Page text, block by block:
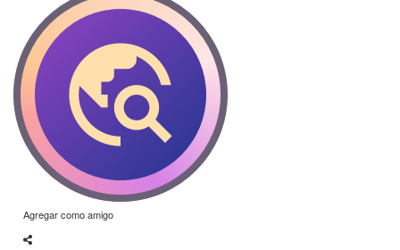
Agregar como amigo